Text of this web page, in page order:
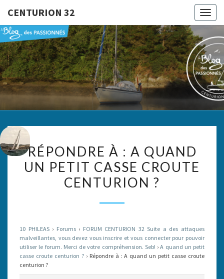
CENTURION 32
32
Le Blog
Des
Passionnés
À :
A
QUAND
CROUTE
CENTURION
RÉPONDRE À : A QUAND
UN PETIT CASSE CROUTE
CENTURION ?
10 PHILEAS › Forums › FORUM CENTURION 32 Suite a des attaques
malveillantes, vous devez vous inscrire et vous connecter pour pouvoir
utiliser le forum. Merci de votre compréhension. Seb! › A quand un petit
casse croute centurion ? › Répondre à : A quand un petit casse croute
centurion ?